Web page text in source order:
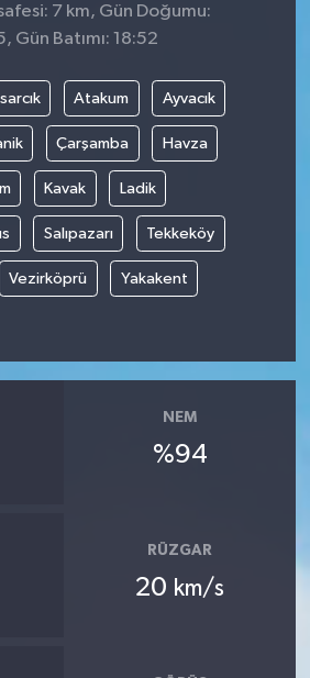
7 km, Gün Doğumu:
Gün Batımı: 18:52
Atakum Ayvacık
Çarşamba Havza
Kavak Ladik
Salıpazarı Tekkeköy
Vezirköprü Yakakent
NEM
%94
RÜZGAR
20 km/s